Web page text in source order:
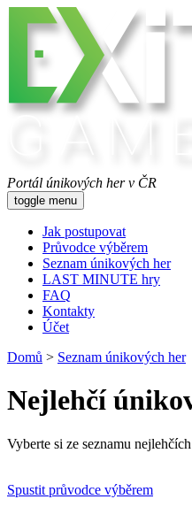
Portál únikových her v ČR
toggle menu
Jak postupovat
Průvodce výběrem
Seznam únikových her
LAST MINUTE hry
FAQ
Kontakty
Účet
Domů > Seznam únikových her
Nejlehčí
Vyberte si ze seznamu
Spustit průvodce výběrem